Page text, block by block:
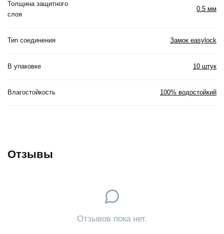
Толщина защитного
слоя
0.5 мм
Тип соединения Замок easylock
В упаковке 10 штук
Влагостойкость 100% водостойкий
Отзывы
Отзывов пока нет.